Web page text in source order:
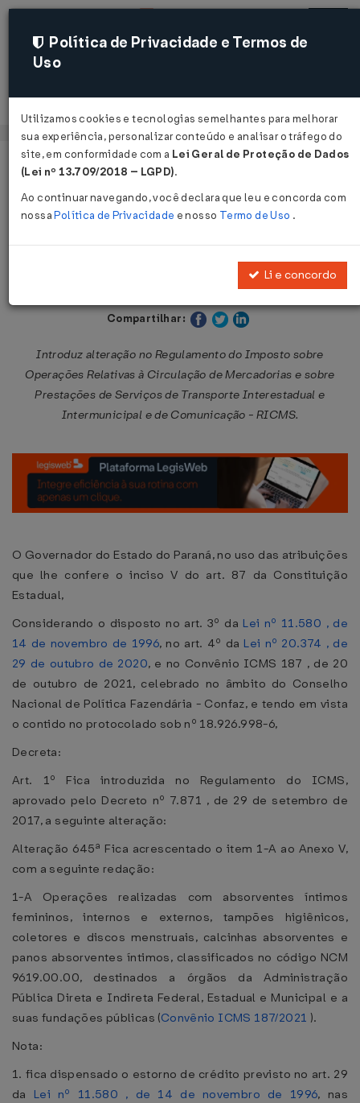
Acessar
Página Inicial Legislações
Decreto Nº 12439 DE 18/10/2022
Publicado no DOE - PR em 18 out 2022
Compartilhar:
Introduz alteração no Regulamento do Imposto sobre
Operações Relativas à Circulação de Mercadorias e sobre
Prestações de Serviços de Transporte Interestadual e
Intermunicipal e de Comunicação - RICMS.
O Governador do Estado do Paraná, no uso das atribuições
que lhe confere o inciso V do art. 87 da Constituição
Estadual,
Considerando o disposto no art. 3º da Lei nº 11.580 , de
14 de novembro de 1996, no art. 4º da Lei nº 20.374 , de
29 de outubro de 2020, e no Convênio ICMS 187 , de 20
de outubro de 2021, celebrado no âmbito do Conselho
Nacional de Política Fazendária - Confaz, e tendo em vista
o contido no protocolado sob nº 18.926.998-6,
Decreta:
Art. 1º Fica introduzida no Regulamento do ICMS,
aprovado pelo Decreto nº 7.871 , de 29 de setembro de
2017, a seguinte alteração:
Alteração 645ª Fica acrescentado o item 1-A ao Anexo V,
com a seguinte redação:
1-A Operações realizadas com absorventes íntimos
femininos, internos e externos, tampões higiênicos,
coletores e discos menstruais, calcinhas absorventes e
panos absorventes íntimos, classificados no código NCM
9619.00.00, destinados a órgãos da Administração
Pública Direta e Indireta Federal, Estadual e Municipal e a
suas fundações públicas (Convênio ICMS 187/2021 ).
Nota:
1. fica dispensado o estorno de crédito previsto no art. 29
da Lei nº 11.580 , de 14 de novembro de 1996, nas
Política de Privacidade e Termos de
Uso
Utilizamos cookies e tecnologias semelhantes para melhorar
sua experiência, personalizar conteúdo e analisar o tráfego do
site, em conformidade com a Lei Geral de Proteção de Dados
(Lei nº 13.709/2018 – LGPD).
Ao continuar navegando, você declara que leu e concorda com
nossaPolítica de Privacidade e nosso Termo de Uso .
Li e concordo